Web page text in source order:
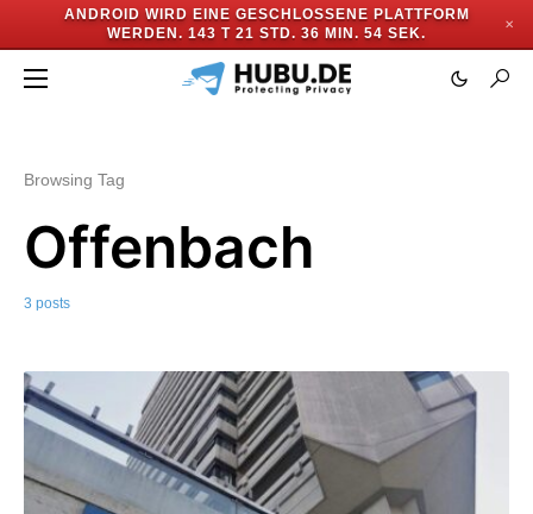
ANDROID WIRD EINE GESCHLOSSENE PLATTFORM
WERDEN. 143 T 21 STD. 36 MIN. 53 SEK.
✕
Browsing Tag
Offenbach
3 posts